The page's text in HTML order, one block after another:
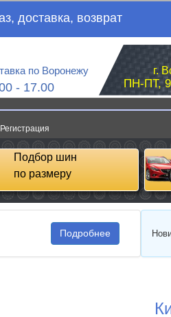
доставка, возврат
по Воронежу
- 17.00
г.
ПН-ПТ,
Регистрация
Подбор шин
по размеру
Подробнее